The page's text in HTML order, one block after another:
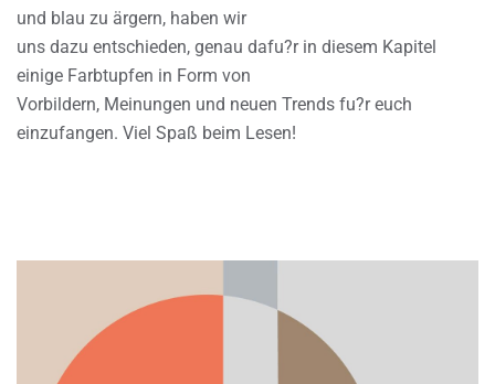
und blau zu ärgern, haben wir
uns dazu entschieden, genau dafu?r in diesem Kapitel
einige Farbtupfen in Form von
Vorbildern, Meinungen und neuen Trends fu?r euch
einzufangen. Viel Spaß beim Lesen!